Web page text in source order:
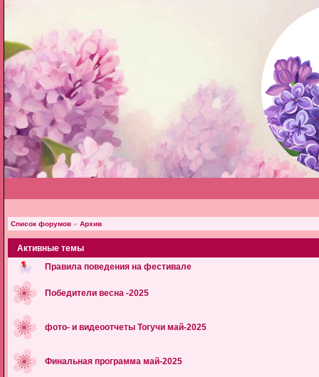
Список форумов » Архив
Активные темы
Правила поведения на фестивале
Победители весна -2025
фото‑ и видеоотчеты Тогучи май-2025
Финальная программа май-2025